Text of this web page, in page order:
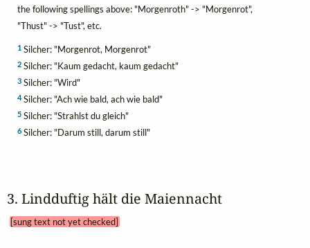
the following spellings above: "Morgenroth" -> "Morgenrot",
"Thust" -> "Tust", etc.
1Silcher: "Morgenrot, Morgenrot"
2Silcher: "Kaum gedacht, kaum gedacht"
3Silcher: "Wird"
4Silcher: "Ach wie bald, ach wie bald"
5Silcher: "Strahlst du gleich"
6Silcher: "Darum still, darum still"
3. Lindduftig hält die Maiennacht
[sung text not yet checked]